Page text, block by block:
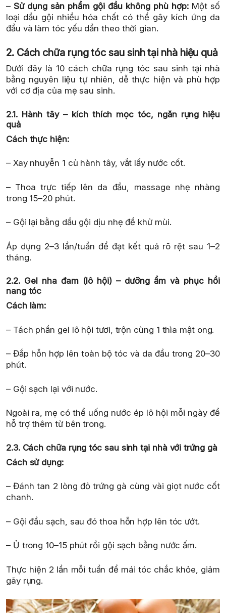
– Sử dụng sản phẩm gội đầu không phù hợp:Một số
loại dầu gội nhiều hóa chất có thể gây kích ứng da
đầu và làm tóc yếu dần theo thời gian.
2. Cách chữa rụng tóc sau sinh tại nhà hiệu quả
Dưới đây là 10 cách chữa rụng tóc sau sinh tại nhà
bằng nguyên liệu tự nhiên, dễ thực hiện và phù hợp
với cơ địa của mẹ sau sinh.
2.1. Hành tây – kích thích mọc tóc, ngăn rụng hiệu
quả
Cách thực hiện:
– Xay nhuyễn 1 củ hành tây, vắt lấy nước cốt.
– Thoa trực tiếp lên da đầu, massage nhẹ nhàng
trong 15–20 phút.
– Gội lại bằng dầu gội dịu nhẹ để khử mùi.
Áp dụng 2–3 lần/tuần để đạt kết quả rõ rệt sau 1–2
tháng.
2.2. Gel nha đam (lô hội) – dưỡng ẩm và phục hồi
nang tóc
Cách làm:
– Tách phần gel lô hội tươi, trộn cùng 1 thìa mật ong.
– Đắp hỗn hợp lên toàn bộ tóc và da đầu trong 20–30
phút.
– Gội sạch lại với nước.
Ngoài ra, mẹ có thể uống nước ép lô hội mỗi ngày để
hỗ trợ thêm từ bên trong.
2.3. Cách chữa rụng tóc sau sinh tại nhà với trứng gà
Cách sử dụng:
– Đánh tan 2 lòng đỏ trứng gà cùng vài giọt nước cốt
chanh.
– Gội đầu sạch, sau đó thoa hỗn hợp lên tóc ướt.
– Ủ trong 10–15 phút rồi gội sạch bằng nước ấm.
Thực hiện 2 lần mỗi tuần để mái tóc chắc khỏe, giảm
gãy rụng.